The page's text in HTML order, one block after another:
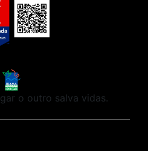
o outro salva vidas.